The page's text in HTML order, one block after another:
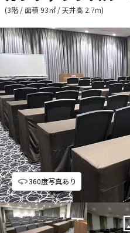
(3階 / 面積 93㎡ / 天井高 2.7m)
360度写真あり